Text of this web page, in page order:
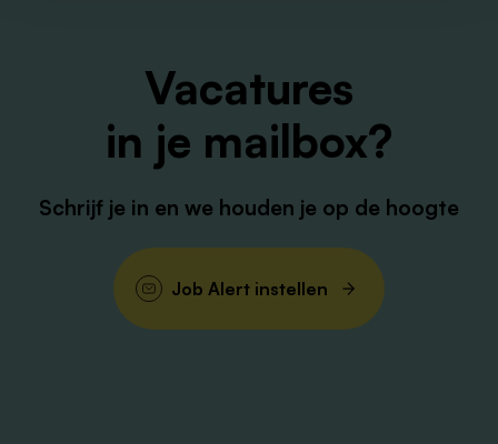
Vacatures
in je mailbox?
Schrijf je in en we houden je op de hoogte
Job Alert instellen